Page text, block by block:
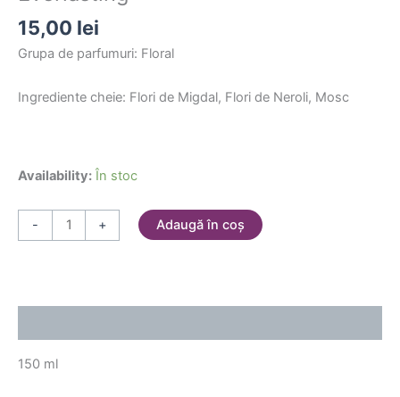
15,00 lei
Grupa de parfumuri: Floral
Ingrediente cheie: Flori de Migdal, Flori de Neroli, Mosc
Availability: În stoc
- + Adaugă în coș
150 ml